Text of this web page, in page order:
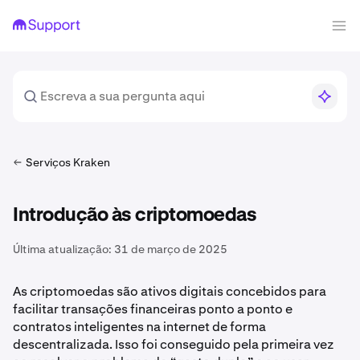
Serviços Kraken
Introdução às criptomoedas
Última atualização: 31 de março de 2025
As criptomoedas são ativos digitais concebidos para
facilitar transações financeiras ponto a ponto e
contratos inteligentes na internet de forma
descentralizada. Isso foi conseguido pela primeira vez